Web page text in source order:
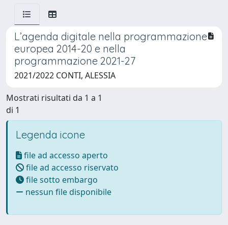
L’agenda digitale nella programmazione
europea 2014-20 e nella
programmazione 2021-27
2021/2022 CONTI, ALESSIA
Mostrati risultati da 1 a 1
di 1
Legenda icone
file ad accesso aperto
file ad accesso riservato
file sotto embargo
nessun file disponibile